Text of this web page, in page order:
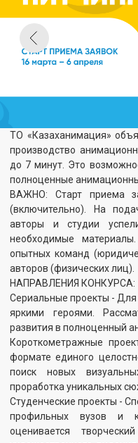
производство анимационных
до 7 минут. Это возможность
полноценные анимационные фильмы!
ВАЖНО: Старт приема заявок с
(включительно). На подачу
авторы и студии успели
необходимые материалы. Прием
опытных команд (юридических лиц),
НАПРАВЛЕНИЯ КОНКУРСА:
развития в полноценный
Короткометражные проекты - Для
формате единого целостного
поиск новых визуальных
Студенческие проекты - Специальная
профильных вузов и
оценивается творческий
художественного видения. Все
запущенные в производство,
на телеканалы, стриминговые
международных фестивалях.
ПОРЯДОК ПОДАЧИ ЗАЯВКИ
ссылке в шапке профиля. По
animation@kazakhfilm.kz
Смотрите также